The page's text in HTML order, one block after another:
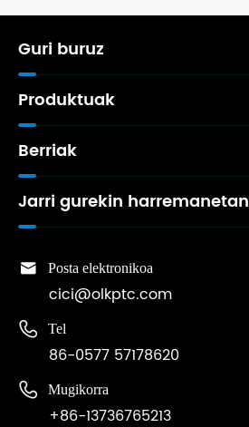
Guri buruz
Produktuak
Berriak
Jarri gurekin harremanetan
 Posta elektronikoa
cici@olkptc.com
 Tel
86-0577 57178620
 Mugikorra
+86-13736765213